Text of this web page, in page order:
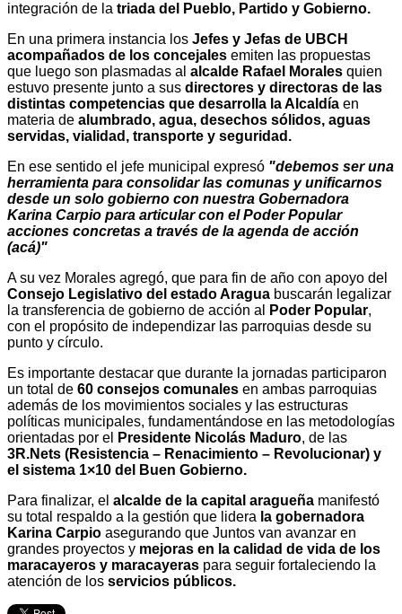
integración de la triada del Pueblo, Partido y Gobierno.
En una primera instancia los Jefes y Jefas de UBCH
acompañados de los concejales emiten las propuestas
que luego son plasmadas al alcalde Rafael Morales quien
estuvo presente junto a sus directores y directoras de las
distintas competencias que desarrolla la Alcaldía en
materia de alumbrado, agua, desechos sólidos, aguas
servidas, vialidad, transporte y seguridad.
En ese sentido el jefe municipal expresó "debemos ser una
herramienta para consolidar las comunas y unificarnos
desde un solo gobierno con nuestra Gobernadora
Karina Carpio para articular con el Poder Popular
acciones concretas a través de la agenda de acción
(acá)"
A su vez Morales agregó, que para fin de año con apoyo del
Consejo Legislativo del estado Aragua buscarán legalizar
la transferencia de gobierno de acción al
Poder Popular,
con el propósito de independizar las parroquias desde su
punto y círculo.
Es importante destacar que durante la jornadas participaron
un total de 60 consejos comunales en ambas parroquias
además de los movimientos sociales y las estructuras
políticas municipales, fundamentándose en las metodologías
orientadas por el
Presidente Nicolás Maduro, de las
3R.Nets (Resistencia – Renacimiento – Revolucionar) y
el sistema 1×10 del Buen Gobierno.
Para finalizar, el alcalde de la capital aragueña manifestó
su total respaldo a la gestión que lidera la gobernadora
Karina Carpio asegurando que Juntos van avanzar en
grandes proyectos y mejoras en la calidad de vida de los
maracayeros y maracayeras para seguir fortaleciendo la
atención de los servicios públicos.